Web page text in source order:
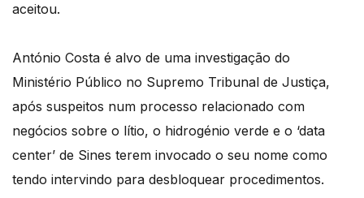
aceitou.
António Costa é alvo de uma investigação do
Ministério Público no Supremo Tribunal de Justiça,
após suspeitos num processo relacionado com
negócios sobre o lítio, o hidrogénio verde e o ‘data
center’ de Sines terem invocado o seu nome como
tendo intervindo para desbloquear procedimentos.